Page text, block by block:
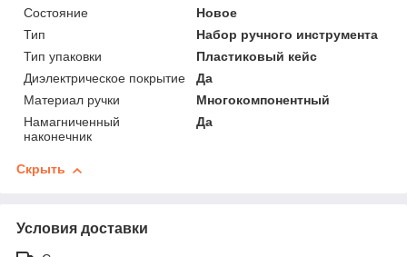
Состояние
Новое
Тип
Набор ручного инструмента
Тип упаковки
Пластиковый кейс
Диэлектрическое покрытие
Да
Материал ручки
Многокомпонентный
Намагниченный
наконечник
Да
Скрыть
Условия доставки